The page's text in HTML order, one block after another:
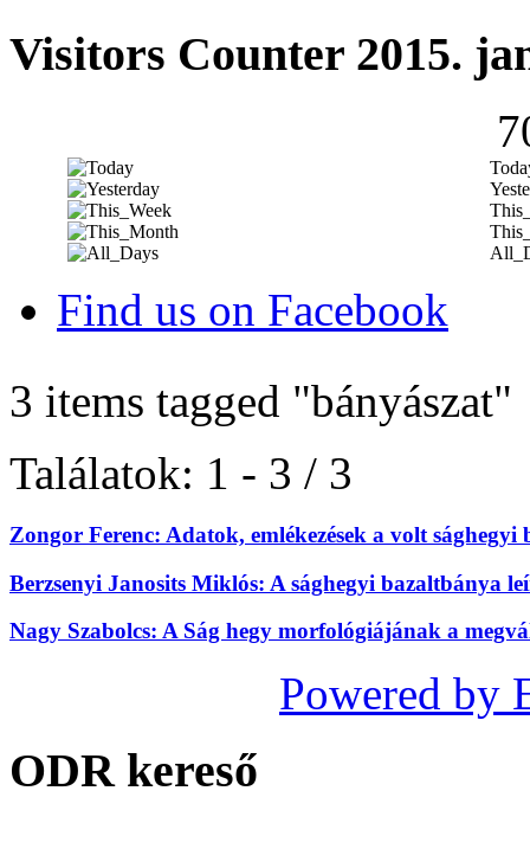
Visitors Counter 2015.
Find us on Facebook
3 items tagged "bányászat"
Találatok: 1 - 3 / 3
Zongor Ferenc: Adatok, emlékezések a volt
Berzsenyi Janosits Miklós: A sághegyi bazaltbánya
Nagy Szabolcs: A Ság hegy morfológiájának a
Powered by
ODR kereső